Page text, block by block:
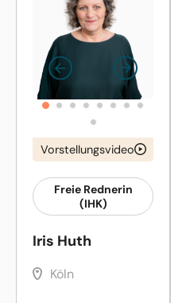
Vorstellungsvideo
Freie Rednerin
(IHK)
Iris Huth
Köln